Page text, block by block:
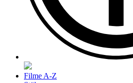
Filme A-Z